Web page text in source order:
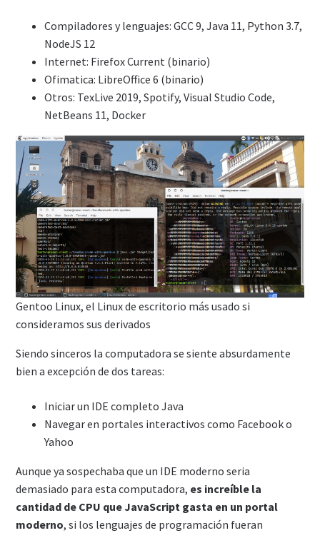
Compiladores y lenguajes: GCC 9, Java 11, Python 3.7,
NodeJS 12
Internet: Firefox Current (binario)
Ofimatica: LibreOffice 6 (binario)
Otros: TexLive 2019, Spotify, Visual Studio Code,
NetBeans 11, Docker
Gentoo Linux, el Linux de escritorio más usado si
consideramos sus derivados
Siendo sinceros la computadora se siente absurdamente
bien a excepción de dos tareas:
Iniciar un IDE completo Java
Navegar en portales interactivos como Facebook o
Yahoo
Aunque ya sospechaba que un IDE moderno seria
demasiado para esta computadora, es increíble la
cantidad de CPU que JavaScript gasta en un portal
moderno, si los lenguajes de programación fueran